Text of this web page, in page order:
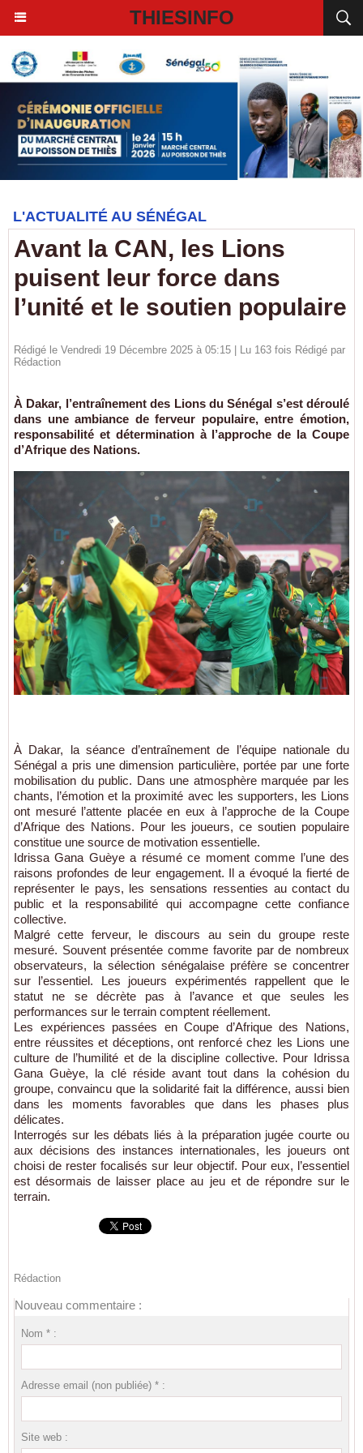
THIESINFO
L'ACTUALITÉ AU SÉNÉGAL
Avant la CAN, les Lions
puisent leur force dans
l’unité et le soutien populaire
Rédigé le Vendredi 19 Décembre 2025 à 05:15 | Lu 163 fois Rédigé par
Rédaction
À Dakar, l’entraînement des Lions du Sénégal s’est déroulé
dans une ambiance de ferveur populaire, entre émotion,
responsabilité et détermination à l’approche de la Coupe
d’Afrique des Nations.
À Dakar, la séance d’entraînement de l’équipe nationale du
Sénégal a pris une dimension particulière, portée par une forte
mobilisation du public. Dans une atmosphère marquée par les
chants, l’émotion et la proximité avec les supporters, les Lions
ont mesuré l’attente placée en eux à l’approche de la Coupe
d’Afrique des Nations. Pour les joueurs, ce soutien populaire
constitue une source de motivation essentielle.
Idrissa Gana Guèye a résumé ce moment comme l’une des
raisons profondes de leur engagement. Il a évoqué la fierté de
représenter le pays, les sensations ressenties au contact du
public et la responsabilité qui accompagne cette confiance
collective.
Malgré cette ferveur, le discours au sein du groupe reste
mesuré. Souvent présentée comme favorite par de nombreux
observateurs, la sélection sénégalaise préfère se concentrer
sur l’essentiel. Les joueurs expérimentés rappellent que le
statut ne se décrète pas à l’avance et que seules les
performances sur le terrain comptent réellement.
Les expériences passées en Coupe d’Afrique des Nations,
entre réussites et déceptions, ont renforcé chez les Lions une
culture de l’humilité et de la discipline collective. Pour Idrissa
Gana Guèye, la clé réside avant tout dans la cohésion du
groupe, convaincu que la solidarité fait la différence, aussi bien
dans les moments favorables que dans les phases plus
délicates.
Interrogés sur les débats liés à la préparation jugée courte ou
aux décisions des instances internationales, les joueurs ont
choisi de rester focalisés sur leur objectif. Pour eux, l’essentiel
est désormais de laisser place au jeu et de répondre sur le
terrain.
Rédaction
Nouveau commentaire :
Nom * :
Adresse email (non publiée) * :
Site web :